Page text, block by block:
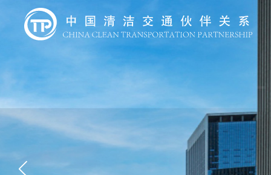
研究前沿
作为交流、合作及观点传递平台，CCTP汇集了